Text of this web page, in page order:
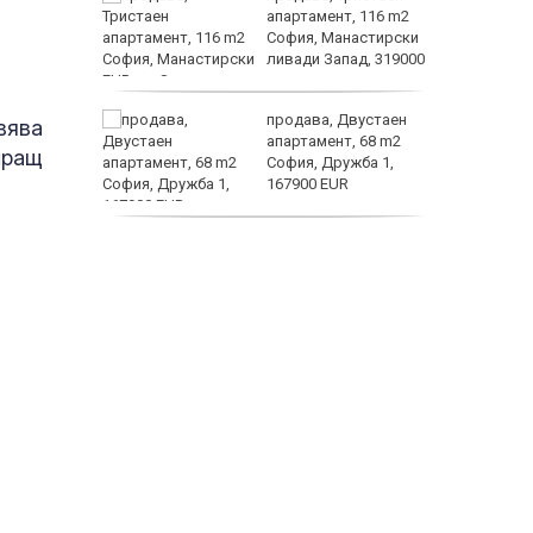
се
апартамент, 116 m2
София, Манастирски
ливади Запад, 319000
EUR
продава, Двустаен
апартамент, 68 m2
София, Дружба 1,
167900 EUR